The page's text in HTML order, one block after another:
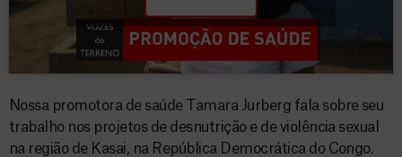
Nossa promotora de saúde Tamara Jurberg fala sobre seu
trabalho nos projetos de desnutrição e de violência sexual
na região de Kasai, na República Democrática do Congo.